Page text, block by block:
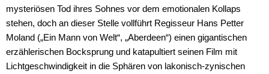
mysteriösen Tod ihres Sohnes vor dem emotionalen Kollaps
stehen, doch an dieser Stelle vollführt Regisseur Hans Petter
Moland („Ein Mann von Welt“, „Aberdeen“) einen gigantischen
erzählerischen Bocksprung und katapultiert seinen Film mit
Lichtgeschwindigkeit in die Sphären von lakonisch-zynischen